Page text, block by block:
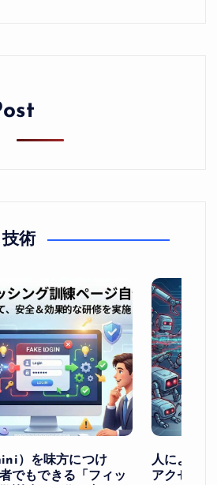
術
）を味方につけ
でもできる「フィッ
人による
アクセス